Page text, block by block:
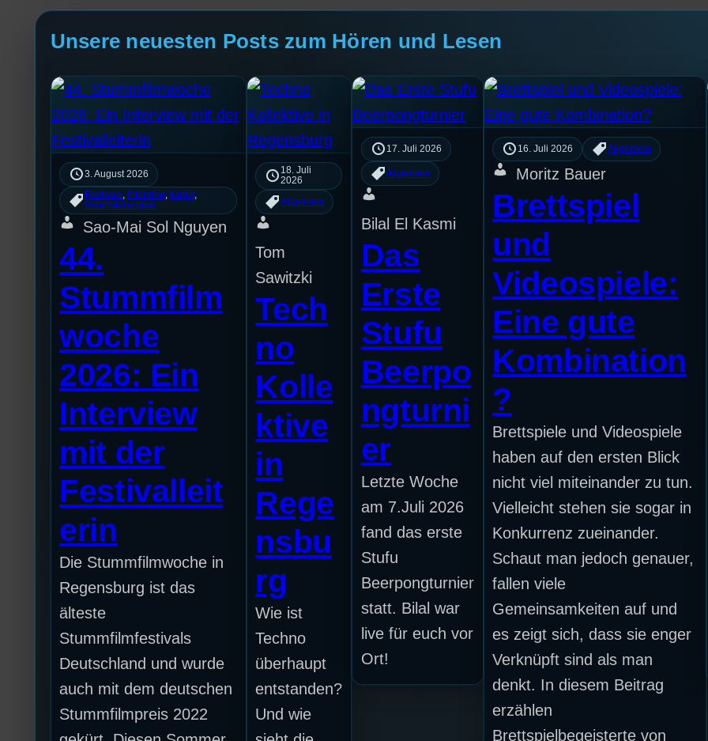
Unsere neuesten Posts zum Hören und Lesen
3. August 2026
Festivals Interview, Kultur
Veranstaltungen
Sao-Mai Sol Nguyen
44.
Stummfilm
woche
2026: Ein
Interview
mit der
Festivalleit
erin
Die Stummfilmwoche in
Regensburg ist das
älteste
Stummfilmfestivals
Deutschland und wurde
auch mit dem deutschen
Stummfilmpreis 2022
18. Juli
2026
Allgemein
Tom
Sawitzki
Tech
no
Kolle
ktive
in
Rege
nsbu
rg
Wie ist
Techno
überhaupt
entstanden?
Und wie
17. Juli 2026
Allgemein
Bilal El Kasmi
Das
Erste
Stufu
Beerpo
ngturni
er
Letzte Woche
am 7.Juli 2026
fand das erste
Stufu
Beerpongturnier
statt. Bilal war
live für euch vor
Ort!
16. Juli 2026 Allgemein
Moritz Bauer
Brettspiel
und
Videospiele:
Eine gute
Kombination
?
Brettspiele und Videospiele
haben auf den ersten Blick
nicht viel miteinander zu tun.
Vielleicht stehen sie sogar in
Konkurrenz zueinander.
Schaut man jedoch genauer,
fallen viele
Gemeinsamkeiten auf und
es zeigt sich, dass sie enger
Verknüpft sind als man
denkt. In diesem Beitrag
erzählen
Brettspielbegeisterte von